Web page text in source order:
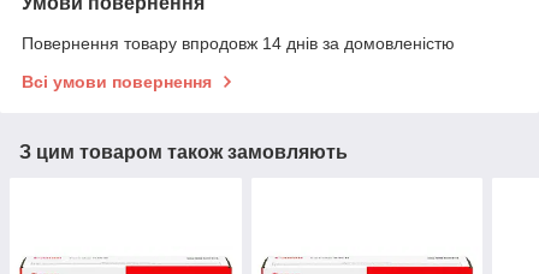
Повернення товару впродовж 14 днів за домовленістю
Всі умови повернення
З цим товаром також замовляють